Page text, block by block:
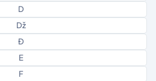
D
Dž
Đ
E
F